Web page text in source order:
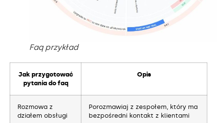
Faq przykład
Jak przygotować
pytania do faq
Opis
Rozmowa z
działem obsługi
Porozmawiaj z zespołem, który ma
bezpośredni kontakt z klientami